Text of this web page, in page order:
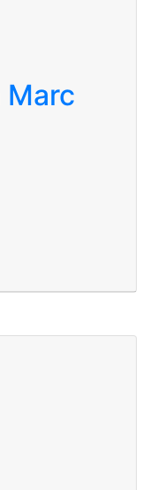
Marc